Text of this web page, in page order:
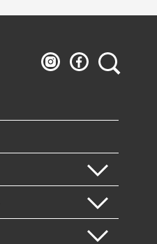
Ludwig
Múzeum
Ludwig
Múzeum
Keresés